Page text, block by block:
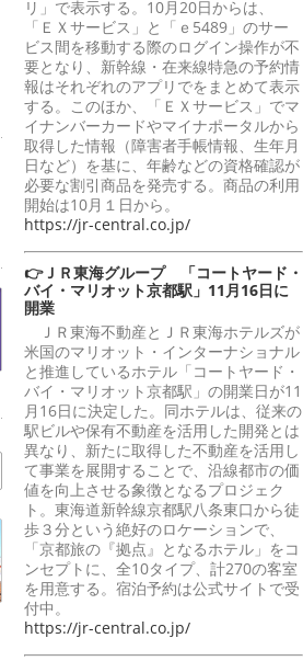
リ」で表示する。10月20日からは、
「ＥＸサービス」と「ｅ5489」のサー
ビス間を移動する際のログイン操作が不
要となり、新幹線・在来線特急の予約情
報はそれぞれのアプリでをまとめて表示
する。このほか、「ＥＸサービス」でマ
イナンバーカードやマイナポータルから
取得した情報（障害者手帳情報、生年月
日など）を基に、年齢などの資格確認が
必要な割引商品を発売する。商品の利用
開始は10月１日から。
https://jr-central.co.jp/
👉ＪＲ東海グループ 「コートヤード・
バイ・マリオット京都駅」11月16日に
開業
ＪＲ東海不動産とＪＲ東海ホテルズが
米国のマリオット・インターナショナル
と推進しているホテル「コートヤード・
バイ・マリオット京都駅」の開業日が11
月16日に決定した。同ホテルは、従来の
駅ビルや保有不動産を活用した開発とは
異なり、新たに取得した不動産を活用し
て事業を展開することで、沿線都市の価
値を向上させる象徴となるプロジェク
ト。東海道新幹線京都駅八条東口から徒
歩３分という絶好のロケーションで、
「京都旅の『拠点』となるホテル」をコ
ンセプトに、全10タイプ、計270の客室
を用意する。宿泊予約は公式サイトで受
付中。
https://jr-central.co.jp/